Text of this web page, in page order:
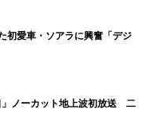
初愛車・ソアラに興奮「デジ
」ノーカット地上波初放送 二